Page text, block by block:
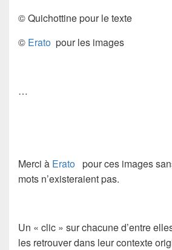
© Quichottine pour le texte
© Erato pour les images
…
Merci à Erato pour ces images
mots n’existeraient pas.
Un « clic » sur chacune d’entre
les retrouver dans leur contexte